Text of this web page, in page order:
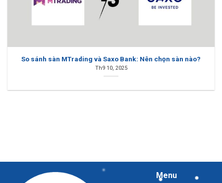
So sánh sàn MTrading và Saxo Bank: Nên chọn sàn nào?
Th9 10, 2025
Menu